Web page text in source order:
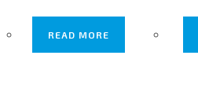
READ MORE